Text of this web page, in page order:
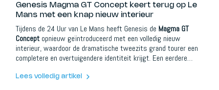
Genesis Magma GT Concept keert terug op Le
Mans met een knap nieuw interieur
Tijdens de 24 Uur van Le Mans heeft Genesis de Magma GT
Concept opnieuw geïntroduceerd met een volledig nieuw
interieur, waardoor de dramatische tweezits grand tourer een
completere en overtuigendere identiteit krijgt. Een eerdere
maar deze verschijning op Le Mans voelt belangrijker. Niet
Lees volledig artikel